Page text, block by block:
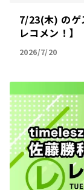
7/23(木) のゲ
レコメン！】
2026/7/20